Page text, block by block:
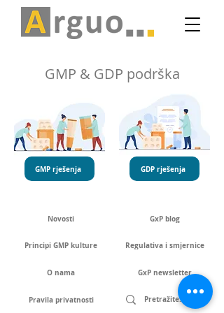
GMP & GDP podrška
GMP rješenja GDP rješenja
Novosti
Principi GMP kulture
O nama
Pravila privatnosti
GxP blog
Regulativa i smjernice
GxP newsletter